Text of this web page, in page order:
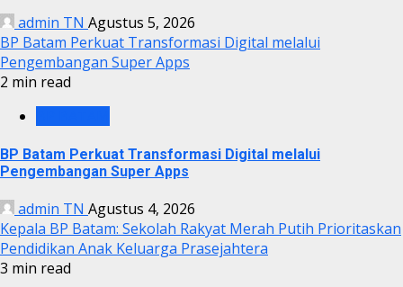
admin TN Agustus 5, 2026
BP Batam Perkuat Transformasi Digital melalui
Pengembangan Super Apps
2 min read
BP Batam Perkuat Transformasi Digital melalui
Pengembangan Super Apps
admin TN Agustus 4, 2026
Kepala BP Batam: Sekolah Rakyat Merah Putih Prioritaskan
Pendidikan Anak Keluarga Prasejahtera
3 min read